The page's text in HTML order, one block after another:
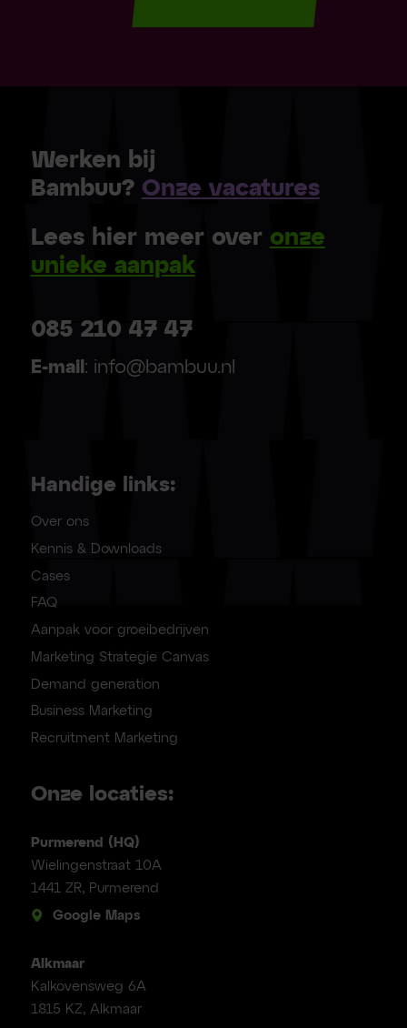
Werken bij
Bambuu? Onze vacatures
Lees hier meer over onze
unieke aanpak
085 210 47 47
E-mail : info@bambuu.nl
Handige links:
Over ons
Kennis & Downloads
Cases
FAQ
Aanpak voor groeibedrijven
Marketing Strategie Canvas
Demand generation
Business Marketing
Recruitment Marketing
Onze locaties:
Purmerend (HQ)
Wielingenstraat 10A
1441 ZR, Purmerend
Google Maps
Alkmaar
Kalkovensweg 6A
1815 KZ, Alkmaar